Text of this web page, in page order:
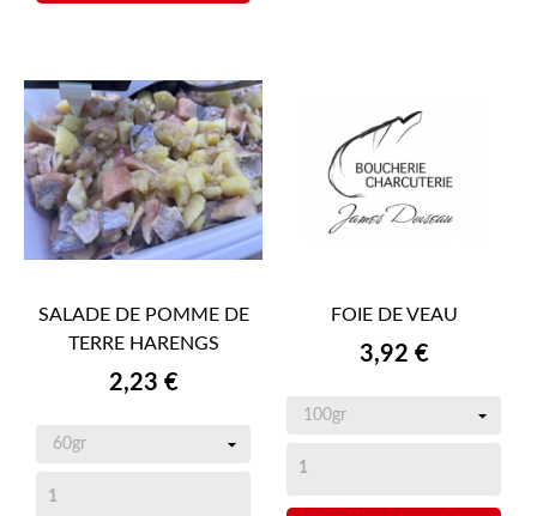
SALADE DE POMME DE
TERRE HARENGS
Prix
2,23 €
FOIE DE VEAU
Prix
3,92 €